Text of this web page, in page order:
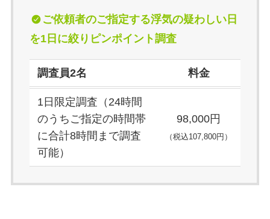
ご依頼者のご指定する浮気の疑わしい日
を1日に絞りピンポイント調査
調査員2名 料金
1日限定調査（24時間
のうちご指定の時間帯
に合計8時間まで調査
可能）
98,000円
（税込107,800円）